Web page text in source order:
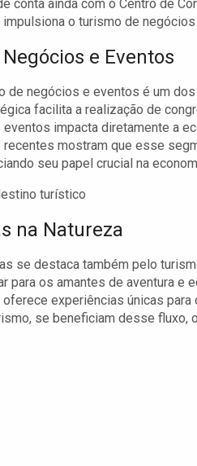
conta ainda com o Centro de
o turismo de negócios
e Eventos
de negócios e eventos é um
facilita a realização de
impacta diretamente a
recentes mostram que esse
seu papel crucial na
na Natureza
se destaca também pelo
para os amantes de aventura e
oferece experiências únicas
se beneficiam desse fluxo,